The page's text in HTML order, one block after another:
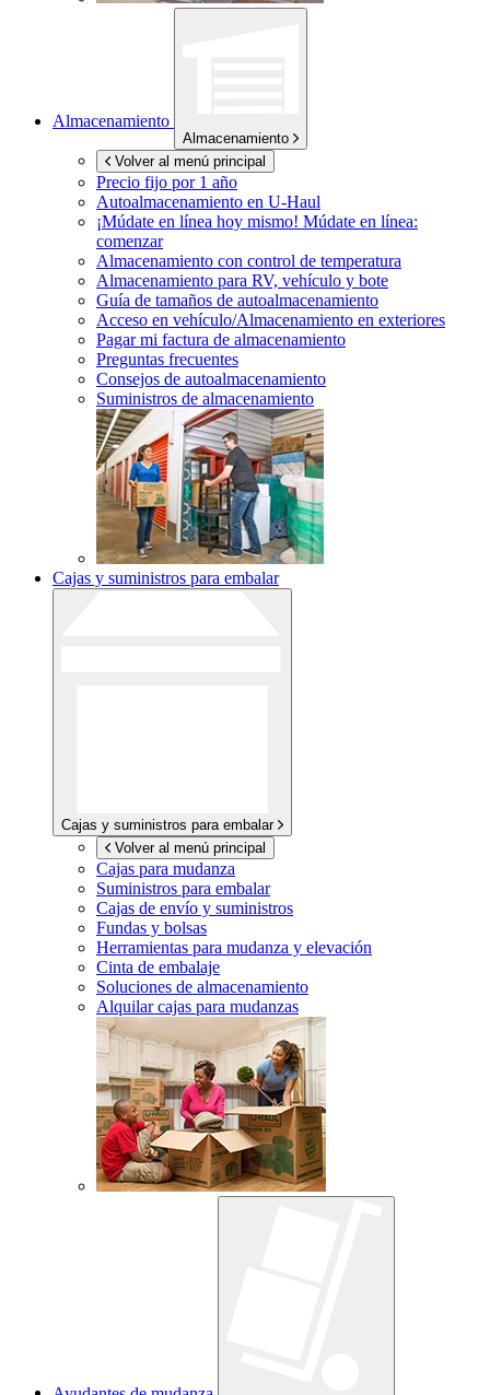
Almacenamiento
Almacenamiento
Volver al menú principal
Precio fijo por 1 año
Autoalmacenamiento en U-Haul
¡Múdate en línea hoy mismo! Múdate en línea:
comenzar
Almacenamiento con control de temperatura
Almacenamiento para RV, vehículo y bote
Guía de tamaños de autoalmacenamiento
Acceso en vehículo/Almacenamiento en exteriores
Pagar mi factura de almacenamiento
Preguntas frecuentes
Consejos de autoalmacenamiento
Suministros de almacenamiento
Cajas y suministros para embalar
Cajas y suministros para embalar
Volver al menú principal
Cajas para mudanza
Suministros para embalar
Cajas de envío y suministros
Fundas y bolsas
Herramientas para mudanza y elevación
Cinta de embalaje
Soluciones de almacenamiento
Alquilar cajas para mudanzas